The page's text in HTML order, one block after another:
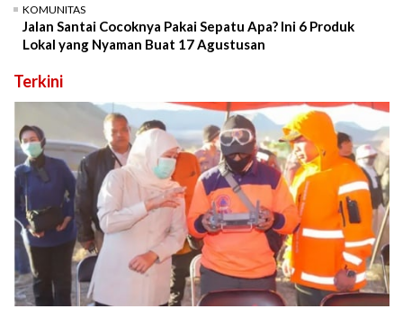
KOMUNITAS
Jalan Santai Cocoknya Pakai Sepatu Apa? Ini 6 Produk
Lokal yang Nyaman Buat 17 Agustusan
Terkini